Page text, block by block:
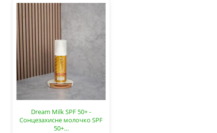
Dream Milk SPF 50+ -
Сонцезахисне молочко SPF
50+…